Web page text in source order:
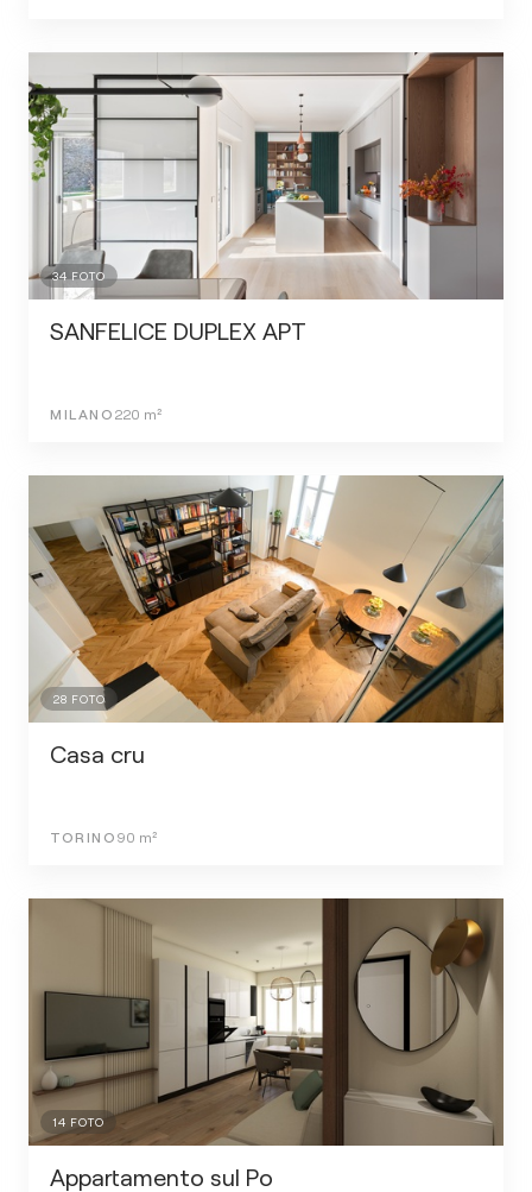
34 FOTO
SANFELICE DUPLEX APT
MILANO 220 m²
28 FOTO
Casa cru
TORINO 90 m²
14 FOTO
Appartamento sul Po